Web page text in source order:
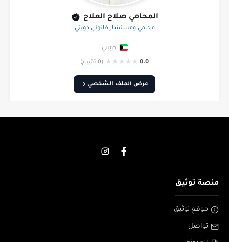
المحامي صلاح العلاج
محامي ومستشار قانوني كويتي
كويتي
0.0
★
★
★
★
★ (0 تقييم)
عرض الملف الشخصي
منصة توثيق
موقع توثيق
تواصل